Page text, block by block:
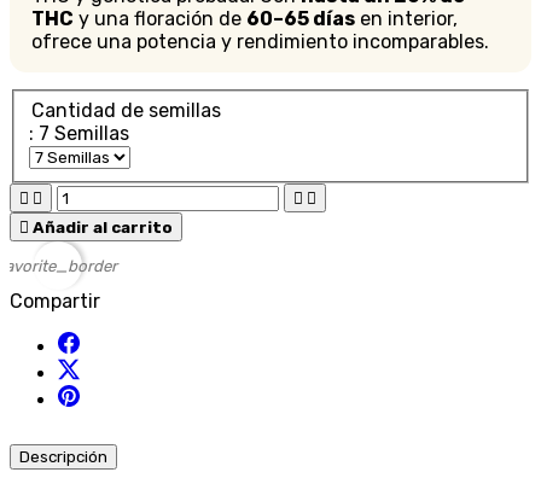
THC y una floración de 60–65 días en interior,
ofrece una potencia y rendimiento incomparables.
Cantidad de semillas
: 7 Semillas
   
 Añadir al carrito
favorite_border
Compartir
Descripción